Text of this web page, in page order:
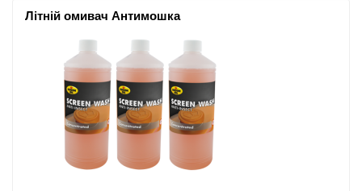
Літній омивач Антимошка